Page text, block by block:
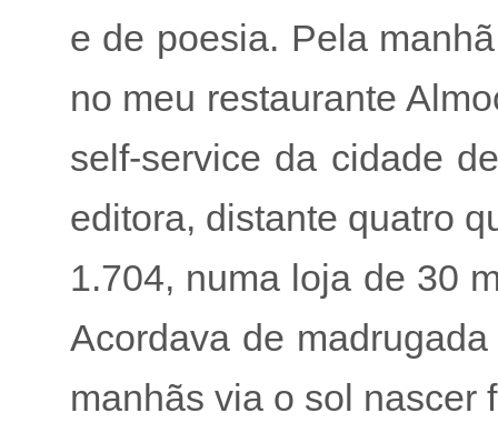
e de poesia. Pela
no meu restaurante
self-service da cidade
editora, distante quatro
1.704, numa loja de 30
Acordava de
manhãs via o sol nascer